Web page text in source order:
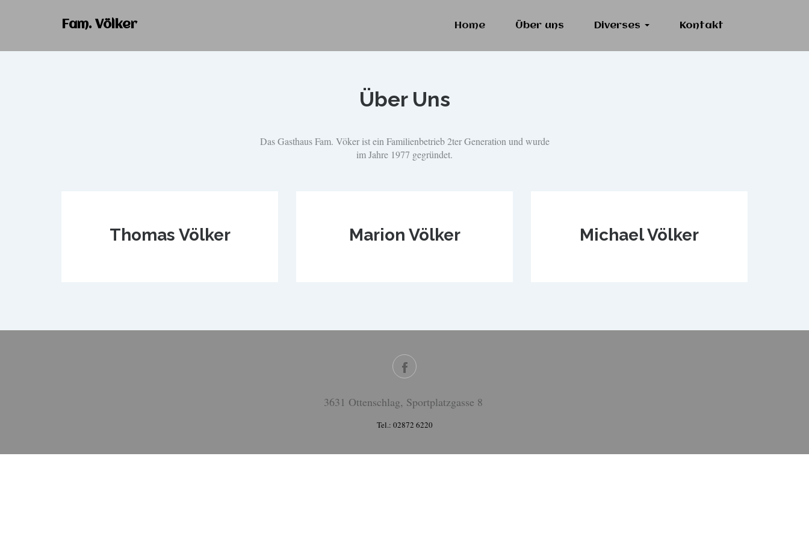
Fam. Völker Home Über uns Diverses Kontakt
Über Uns
Das Gasthaus Fam. Vöker ist ein Familienbetrieb 2ter Generation und wurde
im Jahre 1977 gegründet.
Thomas Völker Marion Völker Michael Völker
3631 Ottenschlag, Sportplatzgasse 8
Tel.: 02872 6220